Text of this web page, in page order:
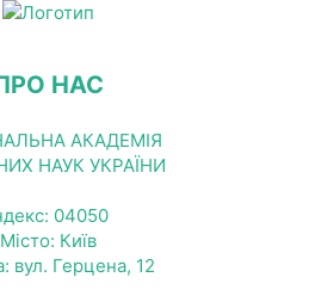
НАС
АКАДЕМІЯ
НАУК УКРАЇНИ
04050
Місто: Київ
вул. Герцена, 12